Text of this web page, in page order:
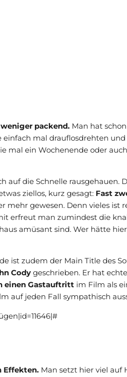
packend. Man hat
einfach mal drauflosdrehten
mal ein Wochenende oder
auf die Schnelle rausgehauen.
ziellos, kurz gesagt: Fast
mehr gewesen. Denn vieles ist
erfreut man zumindest die
amüsant sind. Wer hätte
ist zudem der Main Title des
Cody geschrieben. Er hat
einen Gastauftritt im Film als
auf jeden Fall sympathisch
Effekten. Man setzt hier viel auf